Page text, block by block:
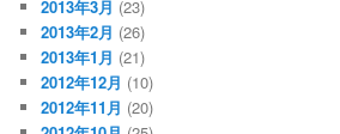
2013年3月 (23)
2013年2月 (26)
2013年1月 (21)
2012年12月 (10)
2012年11月 (20)